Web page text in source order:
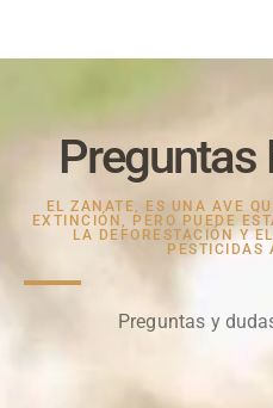
Preguntas
EL ZANATE, ES UNA AVE
EXTINCIÓN, PERO PUEDE
LA DEFORESTACIÓN Y
PESTICIDAS
Preguntas y